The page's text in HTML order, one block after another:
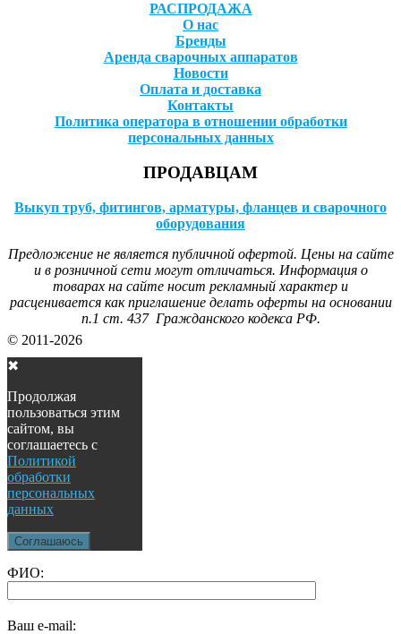
РАСПРОДАЖА
О нас
Бренды
Аренда сварочных аппаратов
Новости
Оплата и доставка
Контакты
Политика оператора в отношении обработки
персональных данных
ПРОДАВЦАМ
Выкуп труб, фитингов, арматуры, фланцев и сварочного
оборудования
Предложение не является публичной офертой. Цены на сайте
и в розничной сети могут отличаться. Информация о
товарах на сайте носит рекламный характер и
расценивается как приглашение делать оферты на основании
п.1 ст. 437 Гражданского кодекса РФ.
© 2011-2026
✖
Продолжая
пользоваться этим
сайтом, вы
соглашаетесь с
Политикой
обработки
персональных
данных
Соглашаюсь
ФИО:
Ваш e-mail: